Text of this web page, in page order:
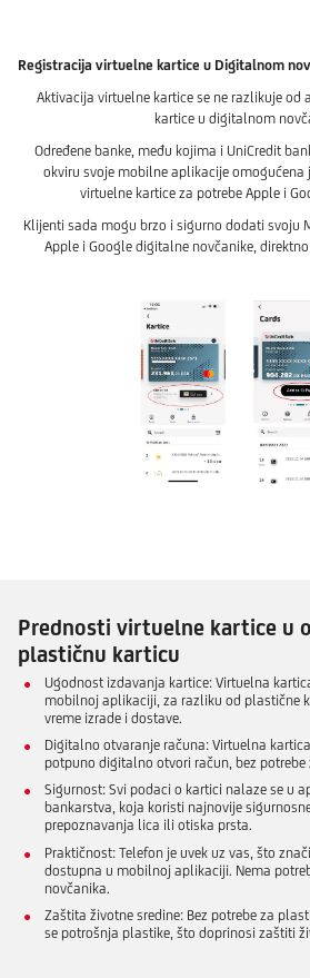
Registracija virtuelne kartice u Digitalnom
Aktivacija virtuelne kartice se ne razlikuje od
kartice u digitalnom
Određene banke, među kojima i UniCredit
okviru svoje mobilne aplikacije omogućena
virtuelne kartice za potrebe Apple i
Klijenti sada mogu brzo i sigurno dodati svoju
Apple i Google digitalne novčanike,
Prednosti virtuelne kartice u
plastičnu karticu
Ugodnost izdavanja kartice: Virtuelna
mobilnoj aplikaciji, za razliku od plastične
vreme izrade i dostave.
Digitalno otvaranje računa: Virtuelna
potpuno digitalno otvori račun, bez potrebe
Sigurnost: Svi podaci o kartici nalaze se u
bankarstva, koja koristi najnovije
prepoznavanja lica ili otiska prsta.
Praktičnost: Telefon je uvek uz vas, što
dostupna u mobilnoj aplikaciji. Nema
novčanika.
Zaštita životne sredine: Bez potrebe za
se potrošnja plastike, što doprinosi zaštiti